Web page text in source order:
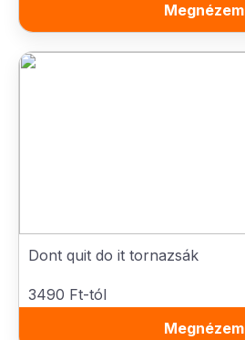
Megnézem
Dont quit do it tornazsák
3490 Ft-tól
Megnézem